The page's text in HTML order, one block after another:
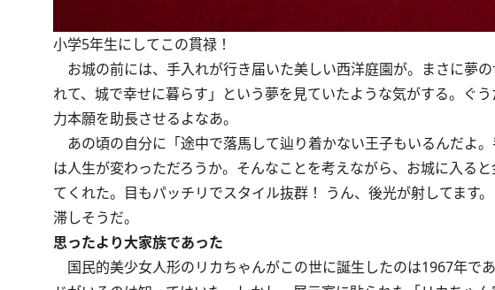
小学5年生にしてこの貫禄！
お城の前には、手入れが行き届いた美しい西洋庭園が。まさに夢
れて、城で幸せに暮らす」という夢を見ていたような気がする。ぐ
力本願を助長させるよなあ。
あの頃の自分に「途中で落馬して辿り着かない王子もいるんだよ
は人生が変わっただろうか。そんなことを考えながら、お城に入る
てくれた。目もパッチリでスタイル抜群！ うん、後光が射してます
滞しそうだ。
思ったより大家族であった
国民的美少女人形のリカちゃんがこの世に誕生したのは1967年で